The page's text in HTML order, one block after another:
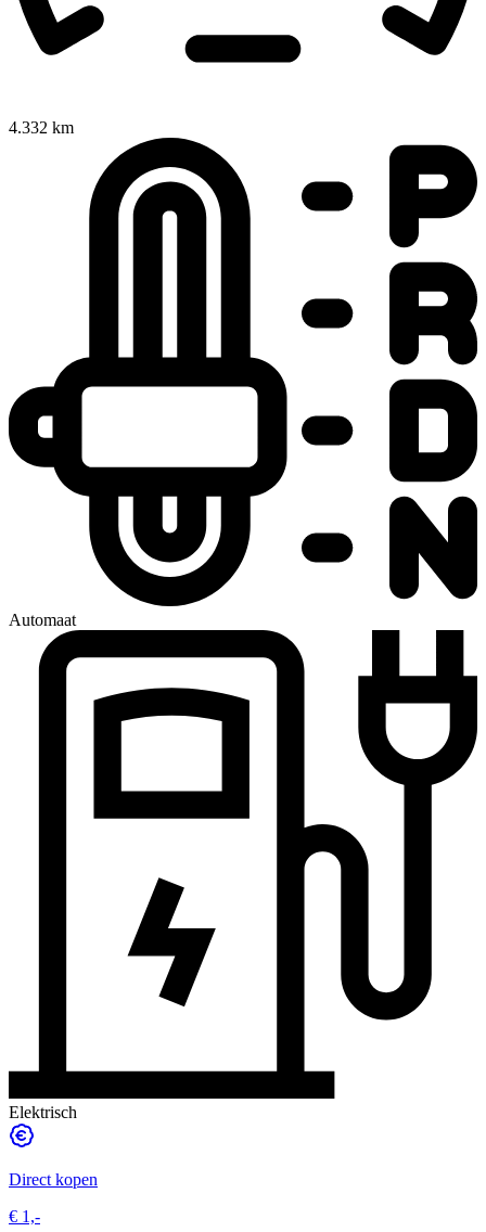
4.332 km
Automaat
Elektrisch
Direct kopen
€ 1,-